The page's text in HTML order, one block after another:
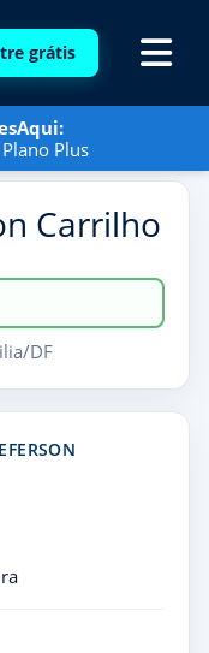
grátis
Plus
Carrilho
DF